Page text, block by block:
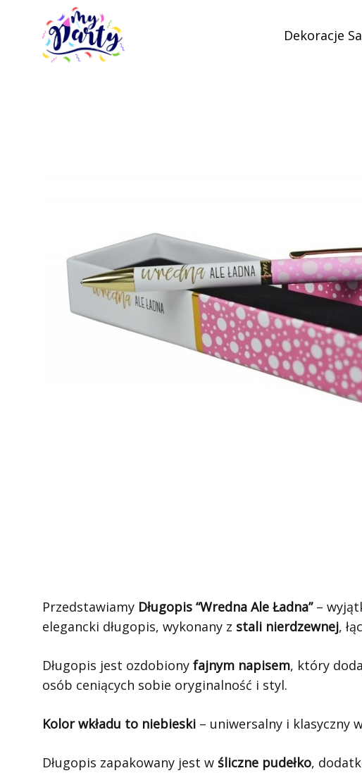
Dekoracje
Przedstawiamy Długopis “Wredna Ale Ładna”–
elegancki długopis, wykonany z stali nierdzewnej,
Długopis jest ozdobiony fajnym napisem, który
osób ceniących sobie oryginalność i styl.
Kolor wkładu to niebieski – uniwersalny i klasyczny
Długopis zapakowany jest w śliczne pudełko,